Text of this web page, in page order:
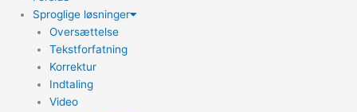
Sproglige løsninger
Oversættelse
Tekstforfatning
Korrektur
Indtaling
Video